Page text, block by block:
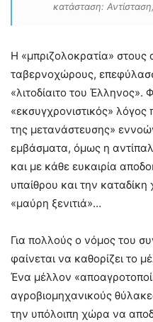
κατάσταση:
Η «μπριζολοκρατία» στους
ταβερνοχώρους,
«λιτοδίαιτο του Έλληνος».
«εκσυγχρονιστικός» λόγος
της μετανάστευσης»
εμβάσματα, όμως η
και με κάθε ευκαιρία
υπαίθρου και την
«μαύρη ξενιτιά»…
Για πολλούς ο νόμος του
φαίνεται να καθορίζει το
Ένα μέλλον
αγροβιομηχανικούς
την υπόλοιπη χώρα να